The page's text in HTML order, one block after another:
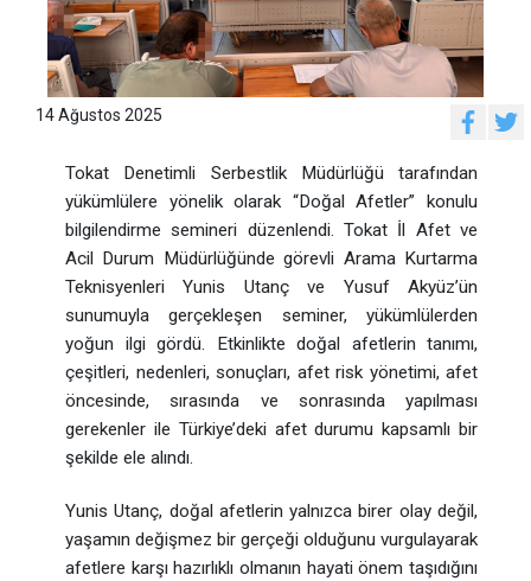
14 Ağustos 2025
Tokat Denetimli Serbestlik Müdürlüğü tarafından
yükümlülere yönelik olarak “Doğal Afetler” konulu
bilgilendirme semineri düzenlendi. Tokat İl Afet ve
Acil Durum Müdürlüğünde görevli Arama Kurtarma
Teknisyenleri Yunis Utanç ve Yusuf Akyüz’ün
sunumuyla gerçekleşen seminer, yükümlülerden
yoğun ilgi gördü. Etkinlikte doğal afetlerin tanımı,
çeşitleri, nedenleri, sonuçları, afet risk yönetimi, afet
öncesinde, sırasında ve sonrasında yapılması
gerekenler ile Türkiye’deki afet durumu kapsamlı bir
şekilde ele alındı.
Yunis Utanç, doğal afetlerin yalnızca birer olay değil,
yaşamın değişmez bir gerçeği olduğunu vurgulayarak
afetlere karşı hazırlıklı olmanın hayati önem taşıdığını